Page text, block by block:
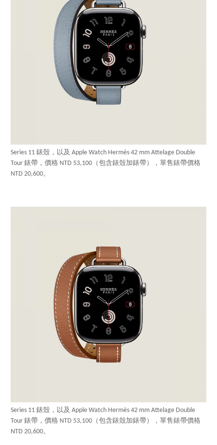
Series 11 錶殼，以及 Apple Watch Hermès 42 mm Attelage Double
Tour 錶帶，價格 NTD 53,100（包含錶殼加錶帶），單售錶帶價格
NTD 20,600。
Series 11 錶殼，以及 Apple Watch Hermès 42 mm Attelage Double
Tour 錶帶，價格 NTD 53,100（包含錶殼加錶帶），單售錶帶價格
NTD 20,600。